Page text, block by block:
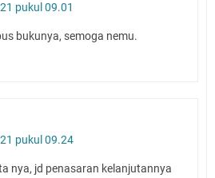
pukul 09.01
bukunya, semoga nemu.
pukul 09.24
nya, jd penasaran kelanjutannya